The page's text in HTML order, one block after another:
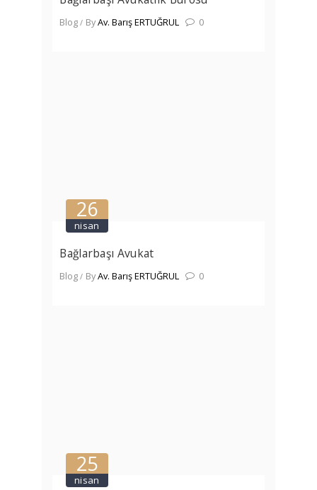
Blog ByAv. Barış ERTUĞRUL 0
26
nisan
Bağlarbaşı Avukat
Blog ByAv. Barış ERTUĞRUL 0
25
nisan